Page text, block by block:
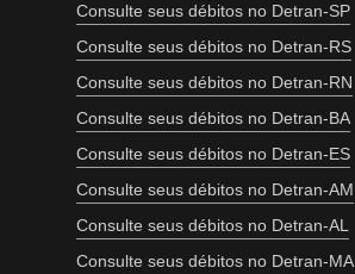
Consulte seus débitos no Detran-SP
Consulte seus débitos no Detran-RS
Consulte seus débitos no Detran-RN
Consulte seus débitos no Detran-BA
Consulte seus débitos no Detran-ES
Consulte seus débitos no Detran-AM
Consulte seus débitos no Detran-AL
Consulte seus débitos no Detran-MA